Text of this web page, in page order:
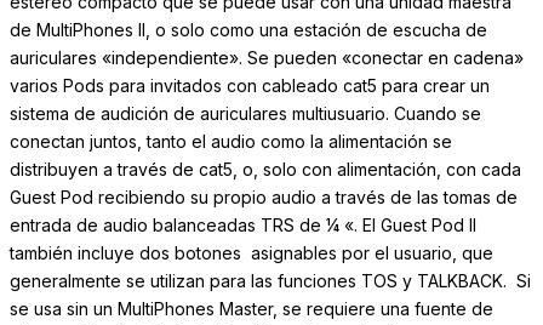
de MultiPhones II, o solo como una estación de escucha de
auriculares «independiente». Se pueden «conectar en cadena»
varios Pods para invitados con cableado cat5 para crear un
sistema de audición de auriculares multiusuario. Cuando se
conectan juntos, tanto el audio como la alimentación se
distribuyen a través de cat5, o, solo con alimentación, con cada
Guest Pod recibiendo su propio audio a través de las tomas de
entrada de audio balanceadas TRS de ¼ «. El Guest Pod II
también incluye dos botones asignables por el usuario, que
generalmente se utilizan para las funciones TOS y TALKBACK. Si
se usa sin un MultiPhones Master, se requiere una fuente de